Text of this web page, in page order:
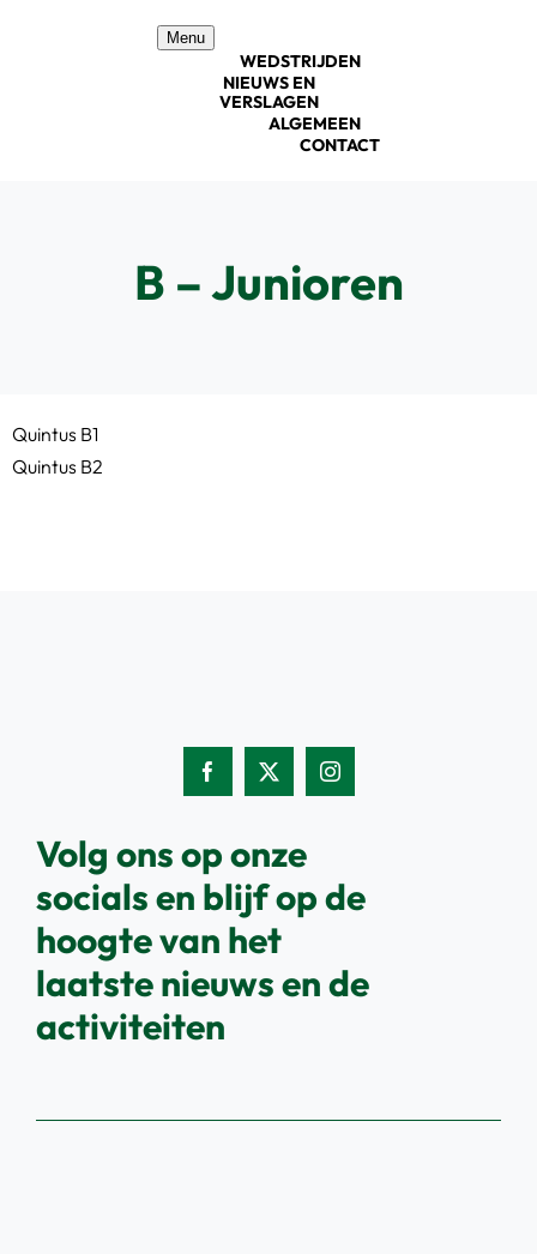
Menu
WEDSTRIJDEN
NIEUWS EN
VERSLAGEN
ALGEMEEN
CONTACT
B – Junioren
Quintus B1
Quintus B2
Volg ons op onze
socials en blijf op de
hoogte van het
laatste nieuws en de
activiteiten